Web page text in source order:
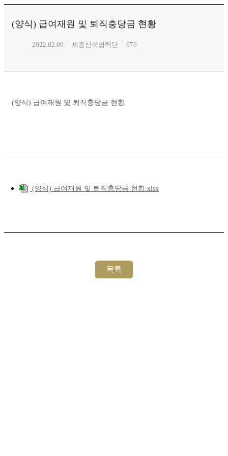
(양식) 급여재원 및 퇴직충당금 현황
2022.02.09 세종산학협력단 676
(양식) 급여재원 및 퇴직충당금 현황
(양식) 급여재원 및 퇴직충당금 현황.xlsx